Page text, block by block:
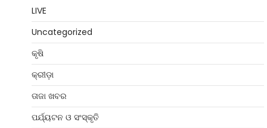
LIVE
Uncategorized
କୃଷି
କ୍ରୀଡ଼ା
ତାଜା ଖବର
ପର୍ଯ୍ୟଟନ ଓ ସଂସ୍କୃତି